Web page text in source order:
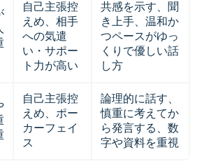
自己主張控
えめ、相手
への気遣
い・サポー
ト力が高い
共感を示す、聞
き上手、温和か
つペースがゆっ
くりで優しい話
し方
自己主張控
えめ、ポー
カーフェイ
ス
論理的に話す、
慎重に考えてか
ら発言する、数
字や資料を重視